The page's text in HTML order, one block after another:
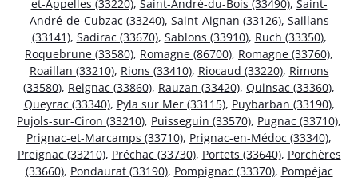
et-Appelles (33220), Saint-André-du-Bois (33490), Saint-
André-de-Cubzac (33240), Saint-Aignan (33126), Saillans
(33141), Sadirac (33670), Sablons (33910), Ruch (33350),
Roquebrune (33580), Romagne (86700), Romagne (33760),
Roaillan (33210), Rions (33410), Riocaud (33220), Rimons
(33580), Reignac (33860), Rauzan (33420), Quinsac (33360),
Queyrac (33340), Pyla sur Mer (33115), Puybarban (33190),
Pujols-sur-Ciron (33210), Puisseguin (33570), Pugnac (33710),
Prignac-et-Marcamps (33710), Prignac-en-Médoc (33340),
Preignac (33210), Préchac (33730), Portets (33640), Porchères
(33660), Pondaurat (33190), Pompignac (33370), Pompéjac